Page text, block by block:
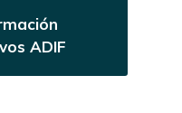
ADIF